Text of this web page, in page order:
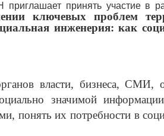
принять участие в
ключевых проблем
инженерия: как
власти, бизнеса, СМИ,
значимой
понять их потребности в